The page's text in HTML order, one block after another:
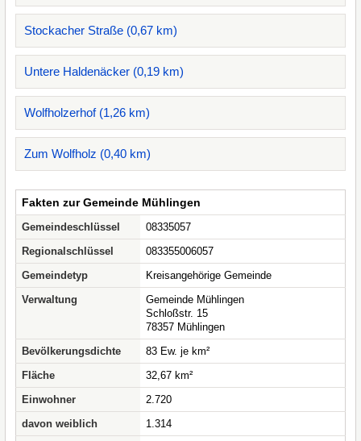
Stockacher Straße (0,67 km)
Untere Haldenäcker (0,19 km)
Wolfholzerhof (1,26 km)
Zum Wolfholz (0,40 km)
Fakten zur Gemeinde Mühlingen
Gemeindeschlüssel
08335057
Regionalschlüssel
083355006057
Gemeindetyp
Kreisangehörige Gemeinde
Verwaltung
Gemeinde Mühlingen
Schloßstr. 15
78357 Mühlingen
Bevölkerungsdichte
83 Ew. je km²
Fläche
32,67 km²
Einwohner
2.720
davon weiblich
1.314